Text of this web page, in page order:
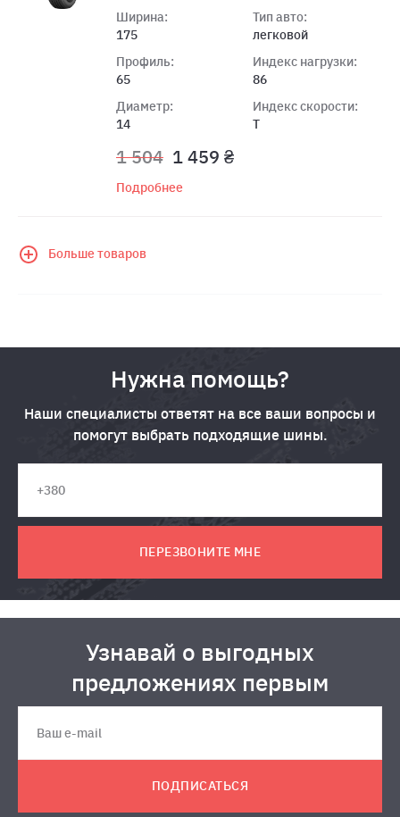
Ширина:
175
Профиль:
65
Диаметр:
14
Тип авто:
легковой
Индекс нагрузки:
86
Индекс скорости:
T
1 504 1 459 ₴
Подробнее
Больше товаров
Нужна помощь?
Наши специалисты ответят на все ваши вопросы и
помогут выбрать подходящие шины.
ПЕРЕЗВОНИТЕ МНЕ
Узнавай о выгодных
предложениях первым
ПОДПИСАТЬСЯ